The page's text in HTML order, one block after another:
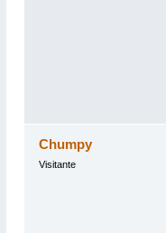
Chumpy
Visitante